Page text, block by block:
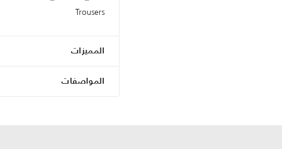
Trousers
المميزات
المواصفات